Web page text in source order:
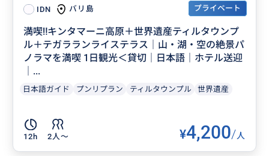
IDN バリ島 プライベート
満喫‼️キンタマーニ高原＋世界遺産ティルタウンプ
ル＋テガラランライステラス｜山・湖・空の絶景パ
ノラマを満喫 1日観光＜貸切｜日本語｜ホテル送迎
｜...
日本語ガイド プンリプラン ティルタウンプル 世界遺産
12h 2人〜 ¥4,200/人